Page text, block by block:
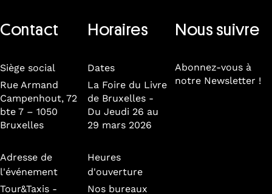
Contact
Siège social
Rue Armand
Campenhout, 72
bte 7 – 1050
Bruxelles
Adresse de
l'événement
Tour&Taxis -
Horaires
Dates
La Foire du Livre
de Bruxelles -
Du Jeudi 26 au
29 mars 2026
Heures
d'ouverture
Nos bureaux
Nous suivre
Abonnez-vous à
notre Newsletter !